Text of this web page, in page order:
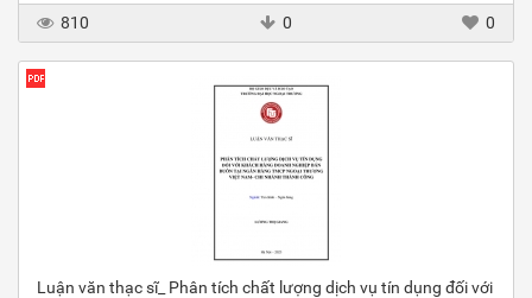
810 0 0
Luận văn thạc sĩ_ Phân tích chất lượng dịch vụ tín dụng đối với